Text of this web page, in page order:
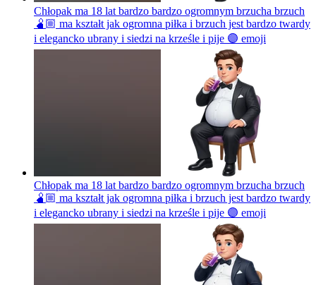
Chłopak ma 18 lat bardzo bardzo ogromnym brzucha brzuch
🫄🏼 ma kształt jak ogromna piłka i brzuch jest bardzo twardy
i elegancko ubrany i siedzi na krześle i pije 🟣 emoji
Chłopak ma 18 lat bardzo bardzo ogromnym brzucha brzuch
🫄🏼 ma kształt jak ogromna piłka i brzuch jest bardzo twardy
i elegancko ubrany i siedzi na krześle i pije 🟣 emoji